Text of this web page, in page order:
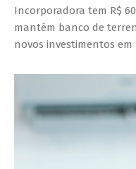
Incorporadora tem R$
mantém banco de
novos investimentos